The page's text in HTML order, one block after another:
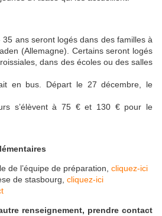
ans seront logés dans des familles à
(Allemagne). Certains seront logés
dans des écoles ou des salles
en bus. Départ le 27 décembre, le
s’élèvent à 75 € et 130 € pour le
de l’équipe de préparation, cliquez-ici
de stasbourg, cliquez-ici
renseignement, prendre contact